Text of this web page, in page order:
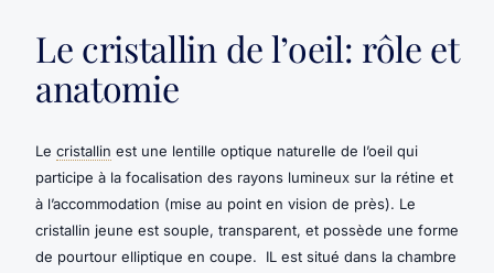
Le cristallin de l’oeil: rôle et
anatomie
Le cristallin est une lentille optique naturelle de l’oeil qui
participe à la focalisation des rayons lumineux sur la rétine et
à l’accommodation (mise au point en vision de près). Le
cristallin jeune est souple, transparent, et possède une forme
de pourtour elliptique en coupe. IL est situé dans la chambre